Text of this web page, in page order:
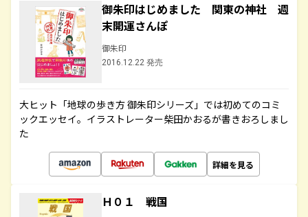
御朱印はじめました 関東の神社 週
末開運さんぽ
御朱印
2016.12.22 発売
大ヒット「地球の歩き方 御朱印シリーズ」では初めてのコミ
ックエッセイ。イラストレーター柴田かおるが書きおろしまし
た
詳細を見る
Ｈ０１ 戦国